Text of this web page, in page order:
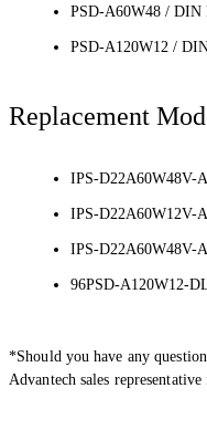
PSD-A60W48 / DIN
PSD-A120W12 /
Replacement
IPS-D22A60W48V-A
IPS-D22A60W12V-A
IPS-D22A60W48V-A
96PSD-A120W12-
*Should you have any
Advantech sales